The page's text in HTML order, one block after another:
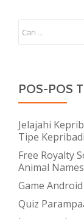
POS-POS
Jelajahi
Tipe
Free Royalty
Animal
Game
Quiz